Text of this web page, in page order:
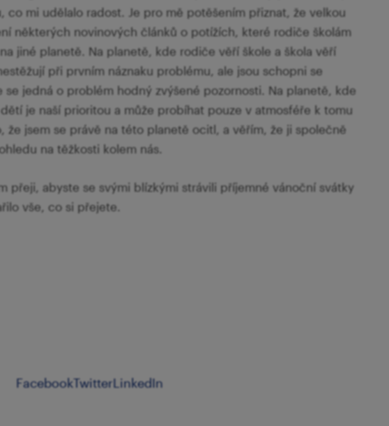
co mi udělalo radost. Je pro mě potěšením přiznat, že velkou
některých novinových článků o potížích, které rodiče školám
jiné planetě. Na planetě, kde rodiče věří škole a škola věří
při prvním náznaku problému, ale jsou schopni se
jedná o problém hodný zvýšené pozornosti. Na planetě, kde
je naší prioritou a může probíhat pouze v atmosféře k tomu
že jsem se právě na této planetě ocitl, a věřím, že ji společně
na těžkosti kolem nás.
přeji, abyste se svými blízkými strávili příjemné vánoční svátky
vše, co si přejete.
FacebookTwitterLinkedIn